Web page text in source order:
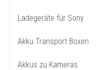
Ladegeräte für Sony
Akku Transport Boxen
Akkus zu Kameras